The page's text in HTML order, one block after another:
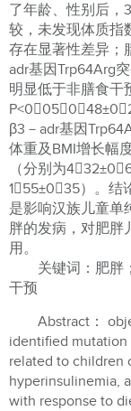
了年龄、性别后，
较，未发现体质指
存在显著性差异；
adr基因Trp64Arg
明显低于非膳食干
P<005；
β3－adr基因
体重及BMI增长幅
（分别为
155±035）。结
是影响汉族儿童单
胖的发病，对肥胖
用。
关键词：肥胖；
干预
Abstract：
identified
related to children
hyperinsulinemia,
with response to